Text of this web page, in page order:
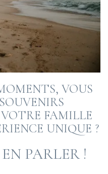
VOUS
FAMILLE
UNIQUE ?
PARLER !